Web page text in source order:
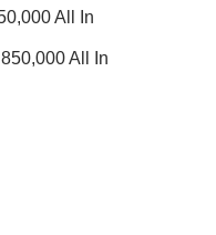
All In
All In